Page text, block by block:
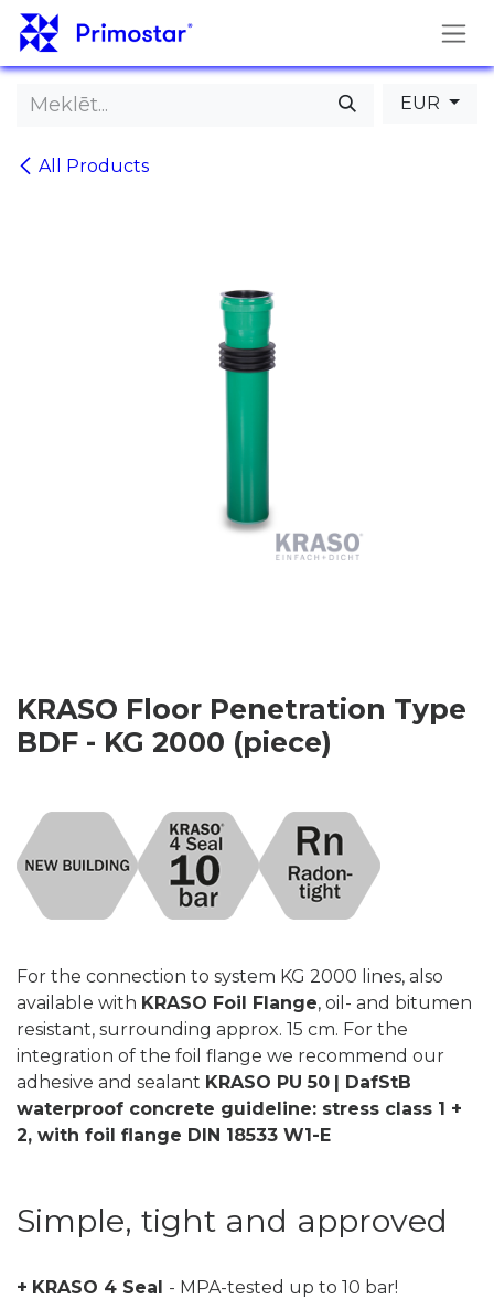
Pāriet pie satura
All Products
EUR
KRASO Floor Penetration Type
BDF - KG 2000 (piece)
For the connection to system KG 2000 lines, also
available with KRASO Foil Flange, oil- and bitumen
resistant, surrounding approx. 15 cm. For the
integration of the foil flange we recommend our
adhesive and sealant KRASO PU 50 | DafStB
waterproof concrete guideline: stress class 1 +
2, with foil flange DIN 18533 W1-E
Simple, tight and approved
+ KRASO 4 Seal - MPA-tested up to 10 bar!